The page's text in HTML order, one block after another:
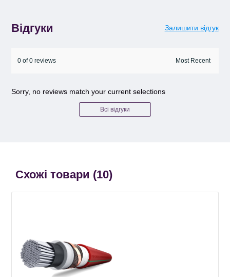
Відгуки Залишити відгук
0 of 0 reviews
Sorry, no reviews match your current selections
Всі відгуки
Схожі товари (10)